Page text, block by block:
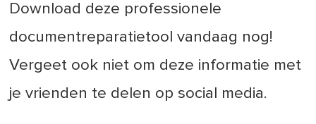
Download deze professionele
documentreparatietool vandaag nog!
Vergeet ook niet om deze informatie met
je vrienden te delen op social media.